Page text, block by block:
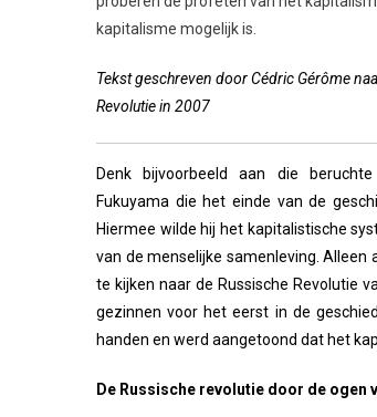
kapitalisme mogelijk is.
Tekst geschreven door Cédric Gérôme
Revolutie in 2007
Denk bijvoorbeeld aan die
Fukuyama die het einde van de
Hiermee wilde hij het kapitalistische
van de menselijke samenleving.
te kijken naar de Russische Revolutie
gezinnen voor het eerst in de
handen en werd aangetoond dat het
De Russische revolutie door de ogen